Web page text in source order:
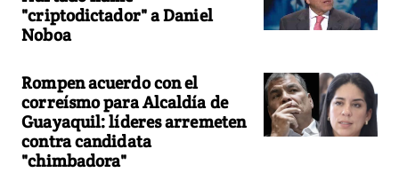
"criptodictador" a Daniel
Noboa
Rompen acuerdo con el
correísmo para Alcaldía de
Guayaquil: líderes arremeten
contra candidata
"chimbadora"